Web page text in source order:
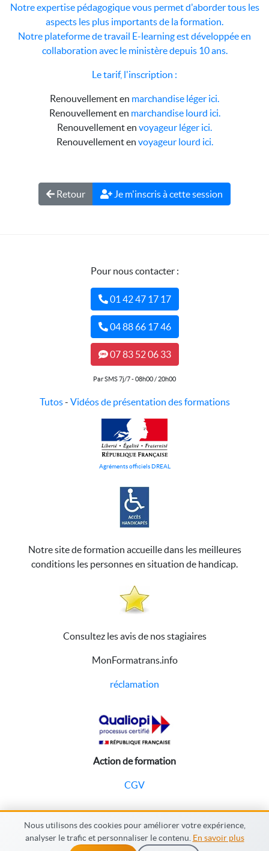
Nous utilisons des cookies pour améliorer votre expérience,
analyser le trafic et personnaliser le contenu. En savoir plus
Notre expertise pédagogique vous permet d'aborder tous les
aspects les plus importants de la formation.
Notre plateforme de travail E-learning est développée en
collaboration avec le ministère depuis 10 ans.
Le tarif, l'inscription :
Renouvellement en marchandise léger ici.
Renouvellement en marchandise lourd ici.
Renouvellement en voyageur léger ici.
Renouvellement en voyageur lourd ici.
Retour Je m'inscris à cette session
Pour nous contacter :
01 42 47 17 17
04 88 66 17 46
07 83 52 06 33
Par SMS 7j/7 - 08h00 / 20h00
Tutos- Vidéos de présentation des formations
Agréments officiels DREAL
Notre site de formation accueille dans les meilleures
conditions les personnes en situation de handicap.
Consultez les avis de nos stagiaires
MonFormatrans.info
réclamation
Action de formation
CGV